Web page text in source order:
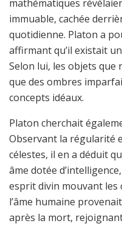
mathématiques
immuable, cachée
quotidienne. Platon a
affirmant qu’il existait
Selon lui, les objets
que des ombres
concepts idéaux.
Platon cherchait
Observant la régularité
célestes, il en a déduit
âme dotée
esprit divin mouvant les
l’âme humaine
après la mort,